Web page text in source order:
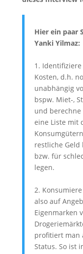
Hier ein paar
Yanki Yilmaz:
1.
Kosten, d.h.
unabhängig
bspw. Miet-,
und
eine Liste mit
restliche Geld
bzw. für
legen.
2.
also auf
Eigenmarken
profitiert man
Status. So ist